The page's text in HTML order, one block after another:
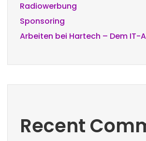
Radiowerbung
Sponsoring
Arbeiten bei Hartech – Dem IT-
Recent